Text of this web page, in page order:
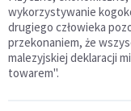
wykorzystywanie
drugiego człowieka
przekonaniem, że
malezyjskiej deklaracji
towarem".